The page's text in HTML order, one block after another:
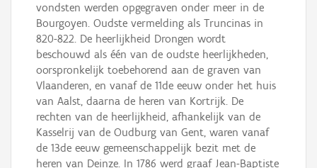
vondsten werden opgegraven onder meer in de
Bourgoyen. Oudste vermelding als Truncinas in
820-822. De heerlijkheid Drongen wordt
beschouwd als één van de oudste heerlijkheden,
oorspronkelijk toebehorend aan de graven van
Vlaanderen, en vanaf de 11de eeuw onder het huis
van Aalst, daarna de heren van Kortrijk. De
rechten van de heerlijkheid, afhankelijk van de
Kasselrij van de Oudburg van Gent, waren vanaf
de 13de eeuw gemeenschappelijk bezit met de
heren van Deinze. In 1786 werd graaf Jean-Baptiste